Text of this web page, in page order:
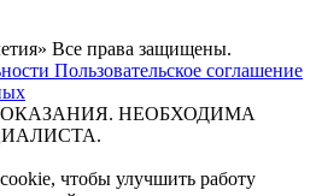
Все права защищены.
Пользовательское соглашение
НЕОБХОДИМА
чтобы улучшить работу